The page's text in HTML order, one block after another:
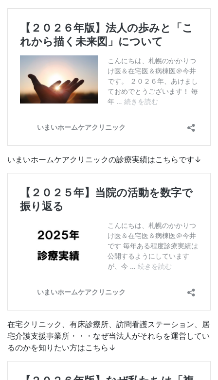
いまいホームケアクリニックの診療実績はこちらです↓
在宅クリニック、有床診療所、訪問看護ステーション、居
宅介護支援事業所・・・なぜ当法人がそれらを運営してい
るのかを知りたい方はこちら↓